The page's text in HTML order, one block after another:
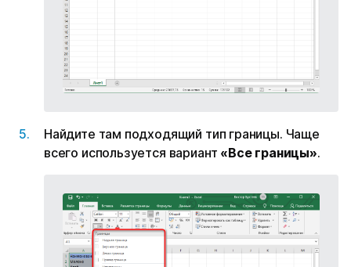
Найдите там подходящий тип границы. Чаще
всего используется вариант «Все границы».